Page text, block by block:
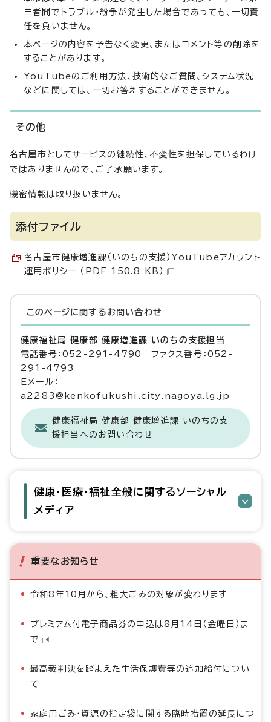
三者間でトラブル・紛争が発生した場合であっても、一切責
任を負いません。
本ページの内容を予告なく変更、またはコメント等の削除を
することがあります。
YouTubeのご利用方法、技術的なご質問、システム状況
などに関しては、一切お答えすることができません。
その他
名古屋市としてサービスの継続性、不変性を担保しているわけ
ではありませんので、ご了承願います。
機密情報は取り扱いません。
添付ファイル
名古屋市健康増進課（いのちの支援）YouTubeアカウント
運用ポリシー （PDF 150.8 KB）
このページに関する お問い合わせ
健康福祉局 健康部 健康増進課 いのちの支援担当
電話番号：052-291-4790 ファクス番号：052-
291-4793
Eメール：
a2283@kenkofukushi.city.nagoya.lg.jp
健康福祉局 健康部 健康増進課 いのちの支
援担当へのお問い合わせ
健康・医療・福祉全般に関するソーシャル
メディア
重要なお知らせ
令和8年10月から、粗大ごみの対象が変わります
プレミアム付電子商品券の申込は8月14日（金曜日）ま
で
最高裁判決を踏まえた生活保護費等の追加給付につい
て
家庭用ごみ・資源の指定袋に関する臨時措置の延長につ